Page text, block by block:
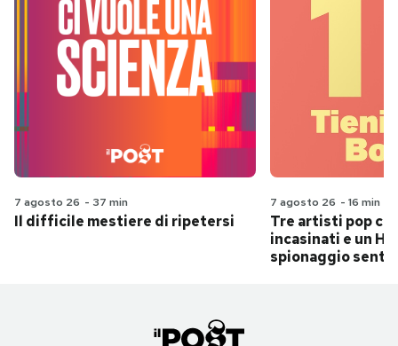
7 agosto 26 - 37 min
Il difficile mestiere di ripetersi
7 agosto 26 - 16 min
Tre artisti pop
incasinati e un
spionaggio